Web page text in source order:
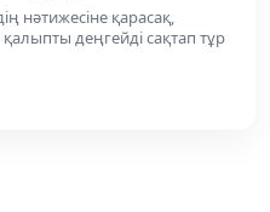
нәтижесіне қарасақ,
деңгейді сақтап тұр